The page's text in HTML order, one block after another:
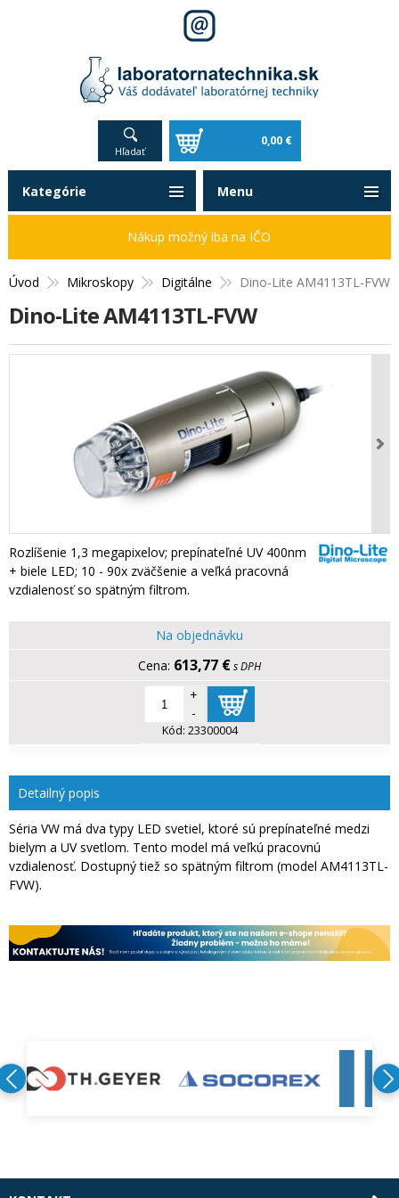
Hľadať
0,00 €
Úvod Mikroskopy Digitálne Dino-Lite AM4113TL-FVW
Dino-Lite AM4113TL-FVW
Rozlíšenie 1,3 megapixelov; prepínateľné UV 400nm
+ biele LED; 10 - 90x zväčšenie a veľká pracovná
vzdialenosť so spätným filtrom.
Na objednávku
613,77 €s DPH
+
-
Kód: 23300004
Detailný popis
Séria VW má dva typy LED svetiel, ktoré sú prepínateľné medzi
bielym a UV svetlom. Tento model má veľkú pracovnú
vzdialenosť. Dostupný tiež so spätným filtrom (model AM4113TL-
FVW).
Kategórie
Nákup možný iba na IČO
Menu